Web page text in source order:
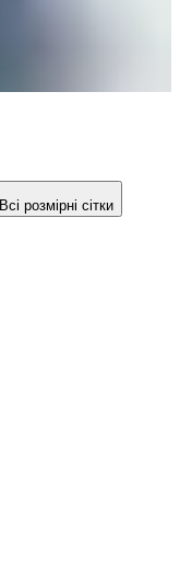
Всі розмірні сітки